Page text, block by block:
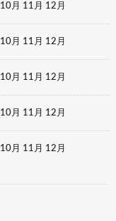
10月 11月 12月
10月 11月 12月
10月 11月 12月
10月 11月 12月
10月 11月 12月